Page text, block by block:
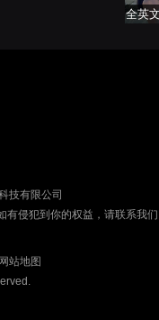
全英
技有限公司
有侵犯到你的权益，请联系我们
网站地图